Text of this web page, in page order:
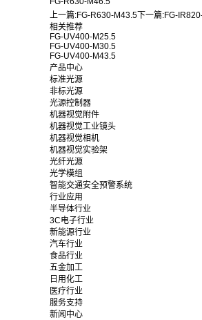
上一篇:FG-R630-M43.5下一篇:FG-
相关推荐
FG-UV400-M25.5
FG-UV400-M30.5
FG-UV400-M43.5
产品中心
标准光源
非标光源
光源控制器
机器视觉附件
机器视觉工业镜头
机器视觉相机
机器视觉实验架
光纤光源
光学模组
智能交通安全预警系统
行业应用
半导体行业
3C电子行业
新能源行业
汽车行业
食品行业
五金加工
日用化工
医疗行业
服务支持
新闻中心